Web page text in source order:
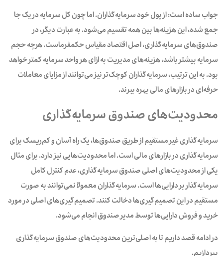
جواب ساده است: از پول خود سرمایه‌گذاران. اما چون کل سرمایه در یک جا
جمع شده، این هزینه‌ها بین همه تقسیم می‌شود. به عبارت دیگر، در
صندوق‌های سرمایه‌گذاری، اصل اقتصاد مقیاس حکمفرماست. هرچه حجم
سرمایه بیشتر باشد، هزینه‌های مدیریت به ازای هر واحد سرمایه کمتر خواهد
بود. به این ترتیب، سرمایه‌گذاران کوچک‌تر نیز می‌توانند از مزایای معاملات
حرفه‌ای در بازارهای مالی بهره‌ ببرند.
محدودیت‌های صندوق سرمایه‌گذاری
سرمایه‌گذاری غیر مستقیم از طریق صندوق‌ها، یک راه آسان و کم‌ریسک برای
سرمایه‌گذاری در بازارهای مالی است. اما محدودیت‌هایی نیز دارد. برای مثال
یکی از محدودیت‌های اصلی صندوق‌ سرمایه‌گذاری، عدم کنترل کامل
سرمایه‌گذار بر دارایی‌ها است. سرمایه‌گذاران‌ معمولاً نمی‌توانند به صورت
مستقیم در این تصمیم‌گیری‌ها دخالت کنند. تصمیم‌گیری‌های اصلی در مورد
خرید و فروش دارایی‌ها توسط مدیر صندوق انجام می‌شود.
در ادامه قصد داریم تا به اصلی‌ترین محدودیت‌های صندوق‌ سرمایه‌گذاری
بپردازیم.